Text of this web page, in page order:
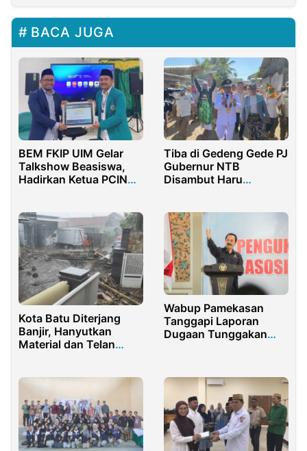
BACA JUGA
BEM FKIP UIM Gelar
Talkshow Beasiswa,
Hadirkan Ketua PCINU
Tiba di Gedeng Gede PJ
Gubernur NTB
Disambut Haru
Kota Batu Diterjang
Banjir, Hanyutkan
Material dan Telan
Wabup Pamekasan
Tanggapi Laporan
Dugaan Tunggakan